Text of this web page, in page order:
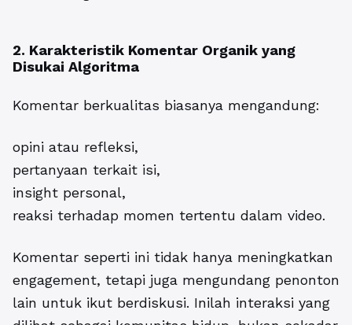
2. Karakteristik Komentar Organik yang
Disukai Algoritma
Komentar berkualitas biasanya mengandung:
opini atau refleksi,
pertanyaan terkait isi,
insight personal,
reaksi terhadap momen tertentu dalam video.
Komentar seperti ini tidak hanya meningkatkan
engagement, tetapi juga mengundang penonton
lain untuk ikut berdiskusi. Inilah interaksi yang